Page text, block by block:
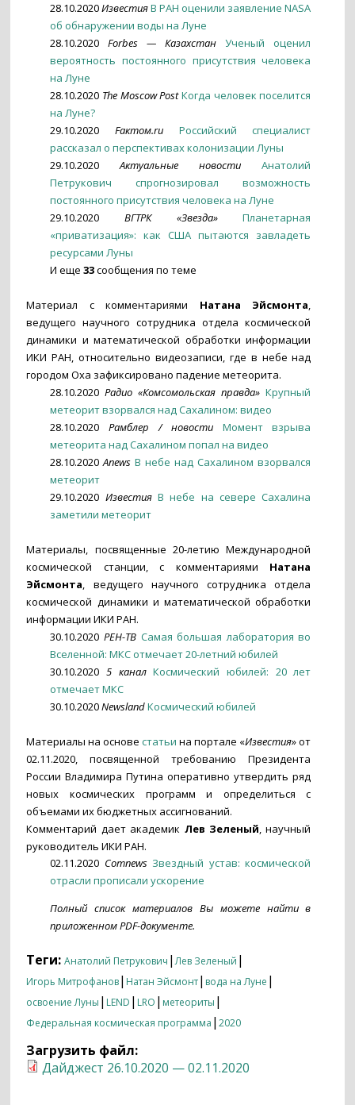
28.10.2020ИзвестияВ РАН оценили заявление NASA
об обнаружении воды на Луне
28.10.2020Forbes — Казахстан
Ученый оценил
вероятность постоянного присутствия человека
на Луне
28.10.2020 The Moscow Post Когда человек поселится
на Луне?
29.10.2020Fактом.ru
Российский специалист
рассказал о перспективах колонизации Луны
29.10.2020Актуальные новости
Анатолий
Петрукович спрогнозировал возможность
постоянного присутствия человека на Луне
29.10.2020ВГТРК «Звезда»
Планетарная
«приватизация»: как США пытаются завладеть
ресурсами Луны
И еще33сообщения по теме
Материал с комментариями Натана Эйсмонта,
ведущего научного сотрудника отдела космической
динамики и математической обработки информации
ИКИ РАН, относительно видеозаписи, где в небе над
городом Оха зафиксировано падение метеорита.
28.10.2020Радио «Комсомольская правда» Крупный
метеорит взорвался над Сахалином: видео
28.10.2020Рамблер / новости
Момент взрыва
метеорита над Сахалином попал на видео
28.10.2020Anews В небе над Сахалином взорвался
метеорит
29.10.2020 Известия В небе на севере Сахалина
заметили метеорит
Материалы, посвященные 20-летию Международной
космической станции, с комментариями Натана
Эйсмонта, ведущего научного сотрудника отдела
космической динамики и математической обработки
информации ИКИ РАН.
30.10.2020РЕН-ТВ Самая большая лаборатория во
Вселенной: МКС отмечает 20-летний юбилей
30.10.20205 канал Космический юбилей: 20 лет
отмечает МКС
30.10.2020NewslandКосмический юбилей
Материалы на основестатьи на портале «Известия» от
02.11.2020, посвященной требованию Президента
России Владимира Путина оперативно утвердить ряд
новых космических программ и определиться с
объемами их бюджетных ассигнований.
Комментарий дает академик Лев Зеленый, научный
руководитель ИКИ РАН.
02.11.2020 Comnews Звездный устав: космической
отрасли прописали ускорение
Полный список материалов Вы можете найти в
приложенном PDF-документе.
Теги:Анатолий Петрукович |Лев Зеленый |
Игорь Митрофанов| Натан Эйсмонт| вода на Луне |
освоение Луны | LEND | LRO | метеориты |
Федеральная космическая программа |2020
Загрузить файл:
Дайджест 26.10.2020 — 02.11.2020